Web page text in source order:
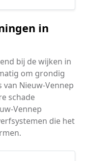
in
bij de wijken in
om grondig
Nieuw-Vennep
schade
Vennep
die het